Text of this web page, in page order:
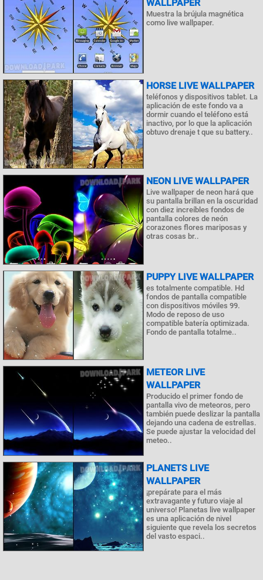
WALLPAPER
Muestra la brújula magnética
como live wallpaper.
HORSE LIVE WALLPAPER
teléfonos y dispositivos tablet. La
aplicación de este fondo va a
dormir cuando el teléfono está
inactivo, por lo que la aplicación
obtuvo drenaje t que su battery..
NEON LIVE WALLPAPER
Live wallpaper de neon hará que
su pantalla brillan en la oscuridad
con diez increíbles fondos de
pantalla colores de neón
corazones flores mariposas y
otras cosas br..
PUPPY LIVE WALLPAPER
es totalmente compatible. Hd
fondos de pantalla compatible
con dispositivos móviles 99.
Modo de reposo de uso
compatible batería optimizada.
Fondo de pantalla totalme..
METEOR LIVE
WALLPAPER
Producido el primer fondo de
pantalla vivo de meteoros, pero
también puede deslizar la pantalla
dejando una cadena de estrellas.
Se puede ajustar la velocidad del
meteo..
PLANETS LIVE
WALLPAPER
¡prepárate para el más
extravagante y futuro viaje al
universo! Planetas live wallpaper
es una aplicación de nivel
siguiente que revela los secretos
del vasto espaci..